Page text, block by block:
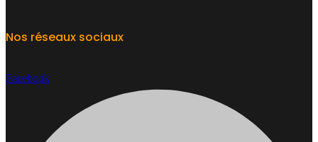
Nos réseaux sociaux
Facebook